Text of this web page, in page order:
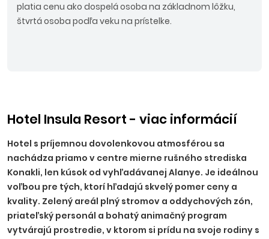
platia cenu ako dospelá osoba na základnom lôžku,
štvrtá osoba podľa veku na prístelke.
Hotel Insula Resort - viac informácií
Hotel s príjemnou dovolenkovou atmosférou sa
nachádza priamo v centre mierne rušného strediska
Konakli, len kúsok od vyhľadávanej Alanye. Je ideálnou
voľbou pre tých, ktorí hľadajú skvelý pomer ceny a
kvality. Zelený areál plný stromov a oddychových zón,
priateľský personál a bohatý animačný program
vytvárajú prostredie, v ktorom si prídu na svoje rodiny s